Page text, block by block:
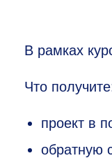
В рамках
Что
проект в
обратную